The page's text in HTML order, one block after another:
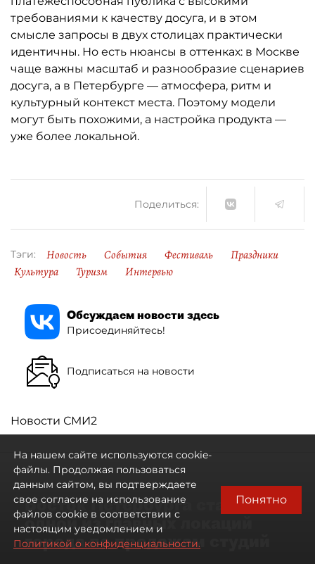
требованиями к качеству досуга, и в этом
смысле запросы в двух столицах практически
идентичны. Но есть нюансы в оттенках: в Москве
чаще важны масштаб и разнообразие сценариев
досуга, а в Петербурге — атмосфера, ритм и
культурный контекст места. Поэтому модели
могут быть похожими, а настройка продукта —
уже более локальной.
Поделиться:
Тэги: Новость События Фестиваль
Праздники
Культура
Туризм Интервью
Обсуждаем новости здесь
Присоединяйтесь!
Подписаться на новости
Новости СМИ2
Восток Петербурга стал
одной из главных локаций
города по продажам студий
На нашем сайте используются cookie-
файлы. Продолжая пользоваться
данным сайтом, вы подтверждаете
свое согласие на использование
файлов cookie в соответствии с
настоящим уведомлением и
Политикой о конфиденциальности.
Понятно